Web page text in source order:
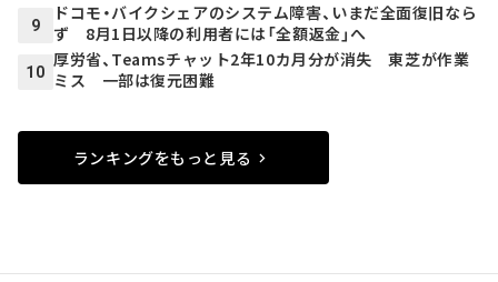
9
ドコモ・バイクシェアのシステム障害、いまだ全面復旧なら
ず 8月1日以降の利用者には「全額返金」へ
10
厚労省、Teamsチャット2年10カ月分が消失 東芝が作業
ミス 一部は復元困難
ランキングをもっと見る